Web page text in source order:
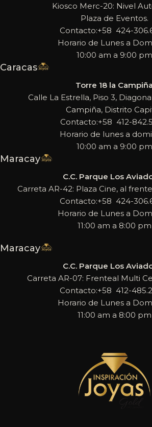
Kiosco Merc-20: Nivel
Plaza de Eventos.
Contacto:+58 424-
Horario de Lunes a
10:00 am a 9:00 pm
Caracas
Torre 18 la Campiña
Calle La Estrella, Piso 3,
Campiña, Distrito
Contacto:+58 412-
Horario de lunes a
10:00 am a 9:00 pm
Maracay
C.C. Parque Los
Carreta AR-42: Plaza Cine, al
Contacto:+58 424-
Horario de Lunes a
11:00 am a 8:00 pm
Maracay
C.C. Parque Los
Carreta AR-07: Frenteal Multi
Contacto:+58 412-
Horario de Lunes a
11:00 am a 8:00 pm